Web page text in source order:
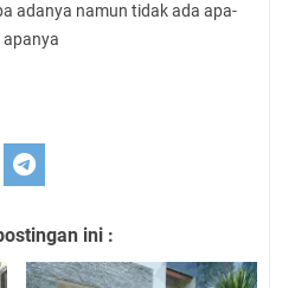
adanya namun tidak ada apa-
ini :